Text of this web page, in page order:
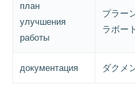
план
улучшения
работы
プラー
ラボー
документация ダクメ